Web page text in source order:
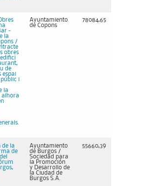
-
la
/
obres
de
espai
i
la
alhora
Ayuntamiento
de Copons
78084,65
de la
de
Ayuntamiento
de Burgos /
Sociedad para
la Promoción
y Desarrollo de
la Ciudad de
Burgos S.A.
55660,39